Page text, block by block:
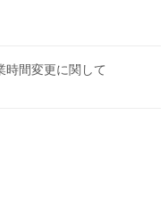
時間変更に関して